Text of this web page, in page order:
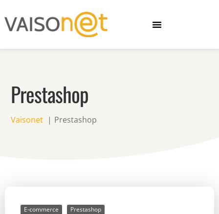
Prestashop
Vaisonet Prestashop
E-commerce Prestashop